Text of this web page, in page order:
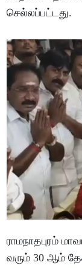
செல்லப்பட்டது.
ராமநாதபுரம்
வரும் 30 ஆம்